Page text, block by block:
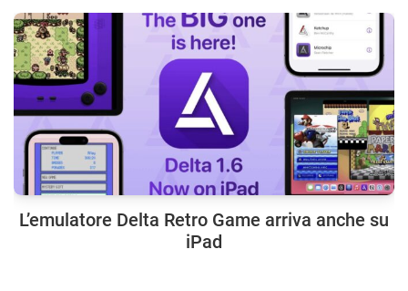
L’emulatore Delta Retro Game arriva anche su
iPad